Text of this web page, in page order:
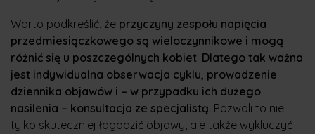
Warto podkreślić, że przyczyny zespołu napięcia
przedmiesiączkowego są wieloczynnikowe i mogą
różnić się u poszczególnych kobiet. Dlatego tak ważna
jest indywidualna obserwacja cyklu, prowadzenie
dziennika objawów i – w przypadku ich dużego
nasilenia – konsultacja ze specjalistą. Pozwoli to nie
tylko skuteczniej łagodzić objawy, ale także wykluczyć